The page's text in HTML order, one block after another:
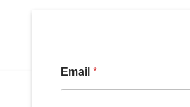
Email *